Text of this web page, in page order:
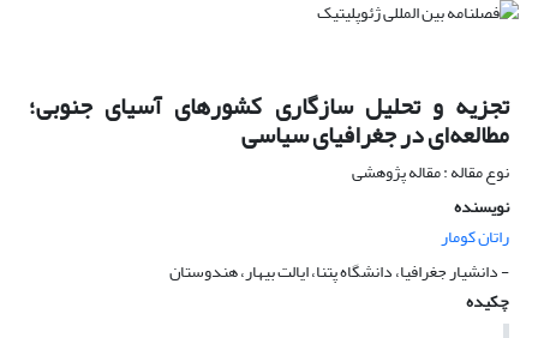
تجزیه و تحلیل سازگاری کشورهای آسیای جنوبی؛
مطالعه‌ای در جغرافیای سیاسی
نوع مقاله : مقاله پژوهشی
نویسنده
راتان کومار
- دانشیار جغرافیا، دانشگاه پتنا، ایالت بیهار، هندوستان
چکیده